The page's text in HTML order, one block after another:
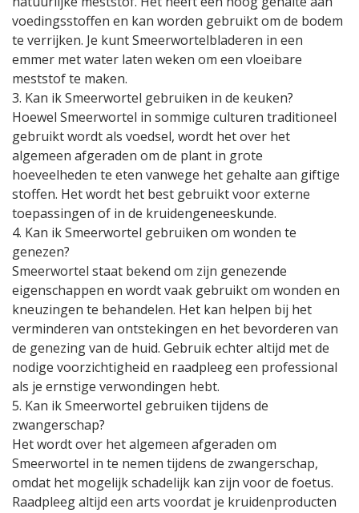
voedingsstoffen en kan worden gebruikt om de bodem
te verrijken. Je kunt Smeerwortelbladeren in een
emmer met water laten weken om een vloeibare
meststof te maken.
3. Kan ik Smeerwortel gebruiken in de keuken?
Hoewel Smeerwortel in sommige culturen traditioneel
gebruikt wordt als voedsel, wordt het over het
algemeen afgeraden om de plant in grote
hoeveelheden te eten vanwege het gehalte aan giftige
stoffen. Het wordt het best gebruikt voor externe
toepassingen of in de kruidengeneeskunde.
4. Kan ik Smeerwortel gebruiken om wonden te
genezen?
Smeerwortel staat bekend om zijn genezende
eigenschappen en wordt vaak gebruikt om wonden en
kneuzingen te behandelen. Het kan helpen bij het
verminderen van ontstekingen en het bevorderen van
de genezing van de huid. Gebruik echter altijd met de
nodige voorzichtigheid en raadpleeg een professional
als je ernstige verwondingen hebt.
5. Kan ik Smeerwortel gebruiken tijdens de
zwangerschap?
Het wordt over het algemeen afgeraden om
Smeerwortel in te nemen tijdens de zwangerschap,
omdat het mogelijk schadelijk kan zijn voor de foetus.
Raadpleeg altijd een arts voordat je kruidenproducten